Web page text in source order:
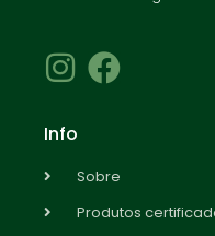
Info
Sobre
Produtos